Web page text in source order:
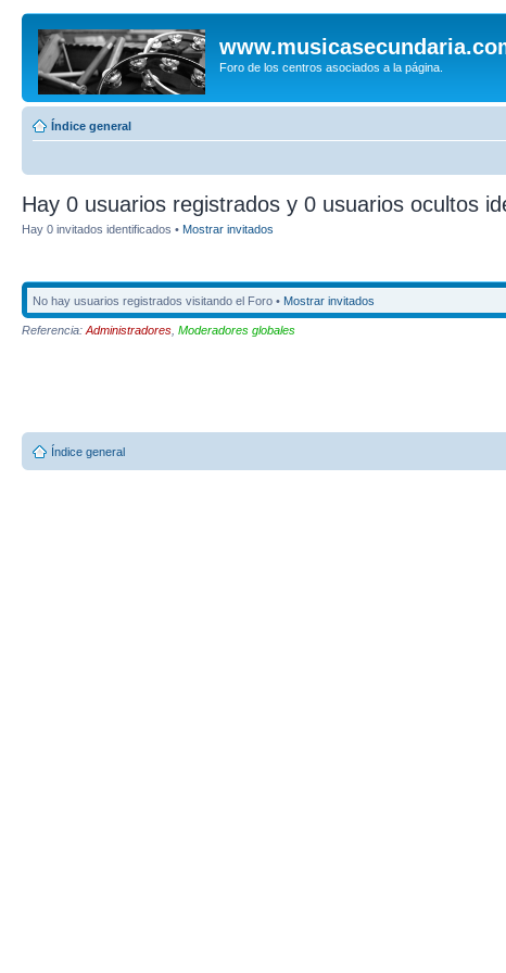
Foro de los centros asociados a la página.
Índice general
Hay 0 usuarios registrados y 0 usuarios ocultos
Hay 0 invitados identificados • Mostrar invitados
No hay usuarios registrados visitando el Foro • Mostrar invitados
Referencia: Administradores Moderadores globales
Índice general